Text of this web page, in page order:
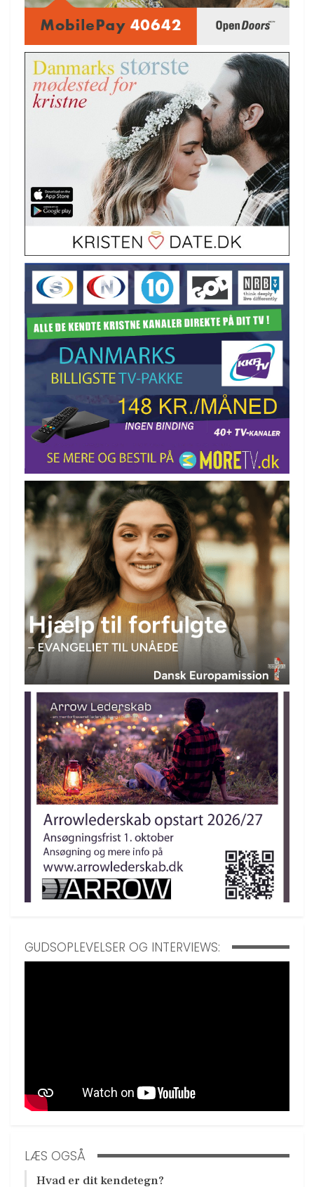
GUDSOPLEVELSER OG INTERVIEWS:
LÆS OGSÅ
Hvad er dit kendetegn?